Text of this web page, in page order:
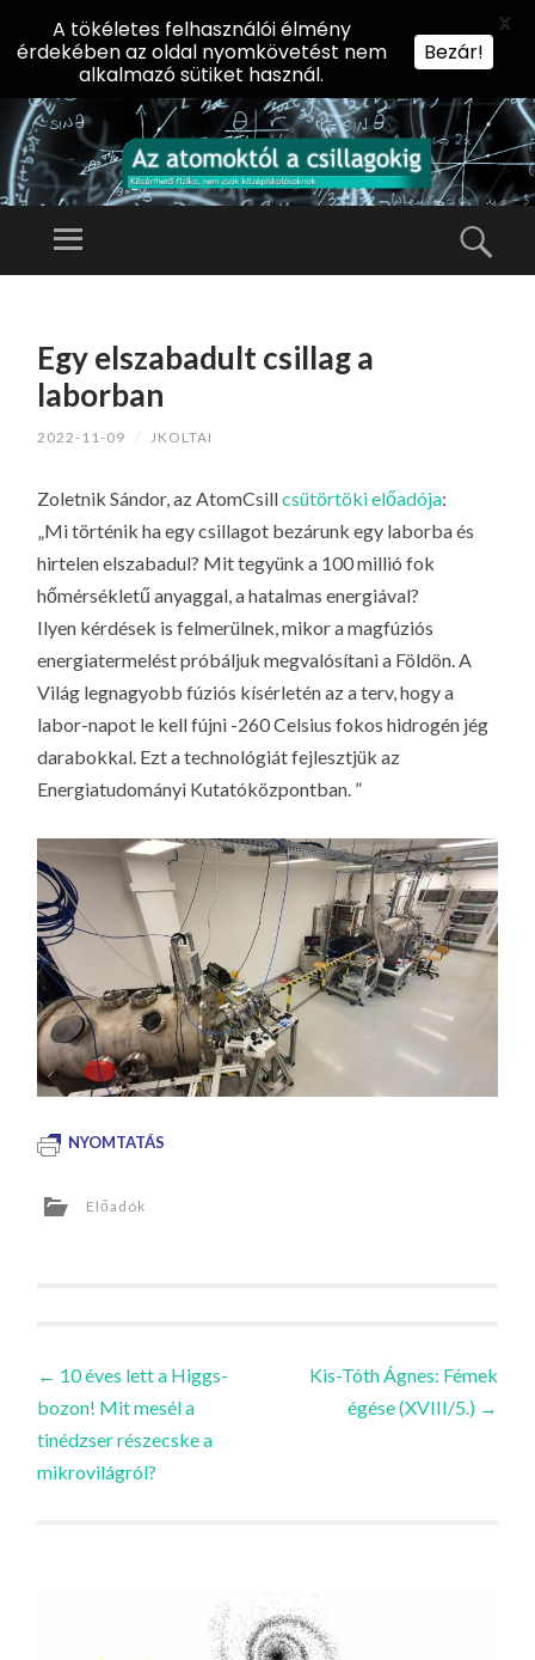
AZ
KT
CS
IL
LA
G
O
KI
G
Előadássorozat
Természettudományi
Menü
TARTALOMHOZ
Egy elszabadult csillag a
laborban
2022-11-09 / JKOLTAI
Zoletnik Sándor, az AtomCsillcsütörtöki előadója:
„Mi történik ha egy csillagot bezárunk egy laborba és
hirtelen elszabadul? Mit tegyünk a 100 millió fok
hőmérsékletű anyaggal, a hatalmas energiával?
Ilyen kérdések is felmerülnek, mikor a magfúziós
energiatermelést próbáljuk megvalósítani a Földön. A
Világ legnagyobb fúziós kísérletén az a terv, hogy a
labor-napot le kell fújni -260 Celsius fokos hidrogén jég
darabokkal. Ezt a technológiát fejlesztjük az
Energiatudományi Kutatóközpontban. ”
NYOMTATÁS
Előadók
Bejegyzések
navigációja
← 10 éves lett a Higgs-
bozon! Mit mesél a
tinédzser részecske a
mikrovilágról?
Kis-Tóth Ágnes: Fémek
égése (XVIII/5.) →
A tökéletes felhasználói élmény
érdekében az oldal nyomkövetést nem
alkalmazó sütiket használ.
Bezár!
X